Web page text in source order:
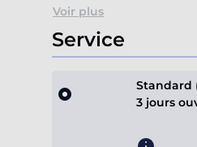
Voir plus
Service
Standard
3 jours